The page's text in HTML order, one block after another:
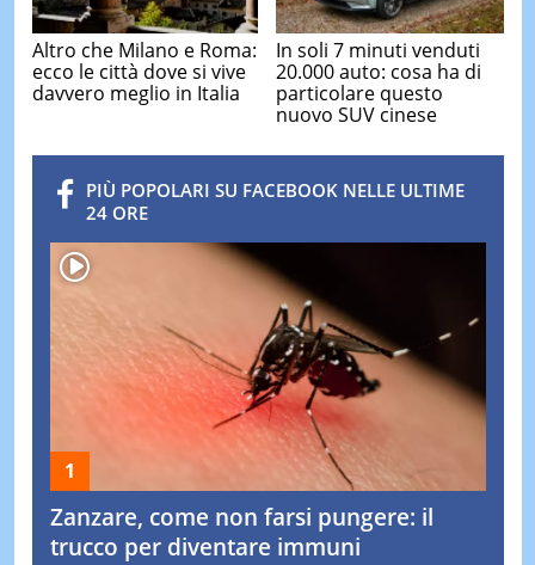
Altro che Milano e Roma:
ecco le città dove si vive
davvero meglio in Italia
In soli 7 minuti venduti
20.000 auto: cosa ha di
particolare questo
nuovo SUV cinese
PIÙ POPOLARI SU FACEBOOK NELLE ULTIME
24 ORE
Zanzare, come non farsi pungere: il
trucco per diventare immuni